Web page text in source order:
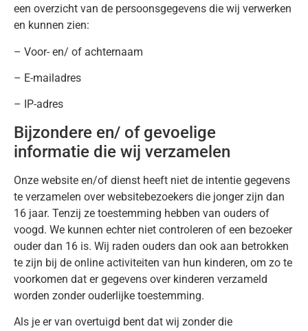
een overzicht van de persoonsgegevens die wij verwerken
en kunnen zien:
– Voor- en/ of achternaam
– E-mailadres
– IP-adres
Bijzondere en/ of gevoelige
informatie die wij verzamelen
Onze website en/of dienst heeft niet de intentie gegevens
te verzamelen over websitebezoekers die jonger zijn dan
16 jaar. Tenzij ze toestemming hebben van ouders of
voogd. We kunnen echter niet controleren of een bezoeker
ouder dan 16 is. Wij raden ouders dan ook aan betrokken
te zijn bij de online activiteiten van hun kinderen, om zo te
voorkomen dat er gegevens over kinderen verzameld
worden zonder ouderlijke toestemming.
Als je er van overtuigd bent dat wij zonder die